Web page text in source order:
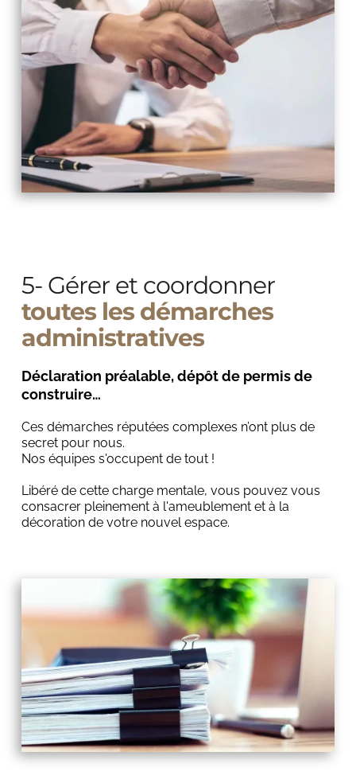
5- Gérer et coordonner
toutes les démarches
administratives
Déclaration préalable, dépôt de permis de
construire…
Ces démarches réputées complexes n’ont plus de
secret pour nous.
Nos équipes s'occupent de tout !
Libéré de cette charge mentale, vous pouvez vous
consacrer pleinement à l'ameublement et à la
décoration de votre nouvel espace.